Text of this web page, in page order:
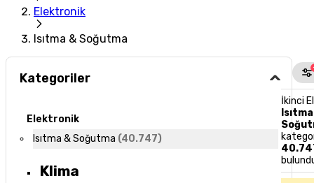
Elektronik
Isıtma & Soğutma
Kategoriler
Elektronik
Isıtma & Soğutma (40.747)
Klima
İkinci El